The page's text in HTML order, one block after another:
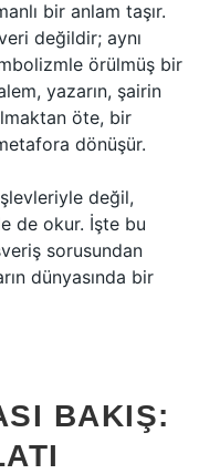
bir anlam taşır.
değildir; aynı
örülmüş bir
yazarın, şairin
öte, bir
dönüşür.
değil,
de okur. İşte bu
sorusundan
dünyasında bir
BAKIŞ: